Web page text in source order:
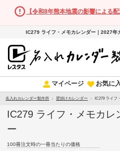
【令和8年熊本地震の影響による
IC279 ライフ・メモカレンダー｜2027年
マイページ お気に
名入れカレンダー製作所 壁掛けカレンダー IC279 ライフ
IC279 ライフ・メモカ
ー
100冊注文時の一冊当たりの価格